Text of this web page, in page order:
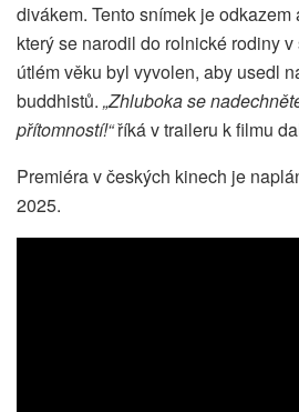
divákem. Tento snímek je odkazem
který se narodil do rolnické rodiny
útlém věku byl vyvolen, aby usedl
buddhistů. „Zhluboka se
přítomností!“říká v traileru k filmu
Premiéra v českých kinech je
2025.